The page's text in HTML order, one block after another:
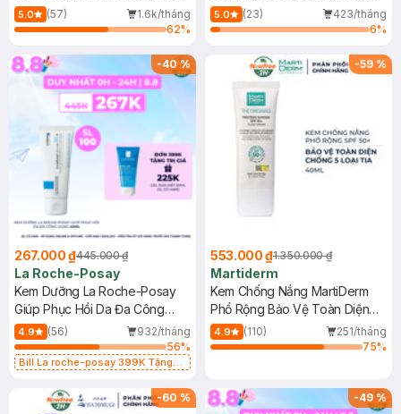
Dầu 500ml
5.0 (57)
1.6k/tháng
62%
(Mới)
5.0 (23)
423/tháng
6%
-40%
267.000 ₫445.000 ₫
La Roche-Posay
Kem Dưỡng La Roche-Posay
Giúp Phục Hồi Da Đa Công
Dụng 40ml
4.9 (56)
932/tháng
56%
Bill La roche-posay 399K Tặng
(SL có hạn)
-59 %
553.000 ₫1.350.000 ₫
Martiderm
Kem Chống Nắng MartiDerm
Phổ Rộng Bảo Vệ Toàn Diện
40ml
4.9 (110)
251/tháng
75%
-60 % -49%